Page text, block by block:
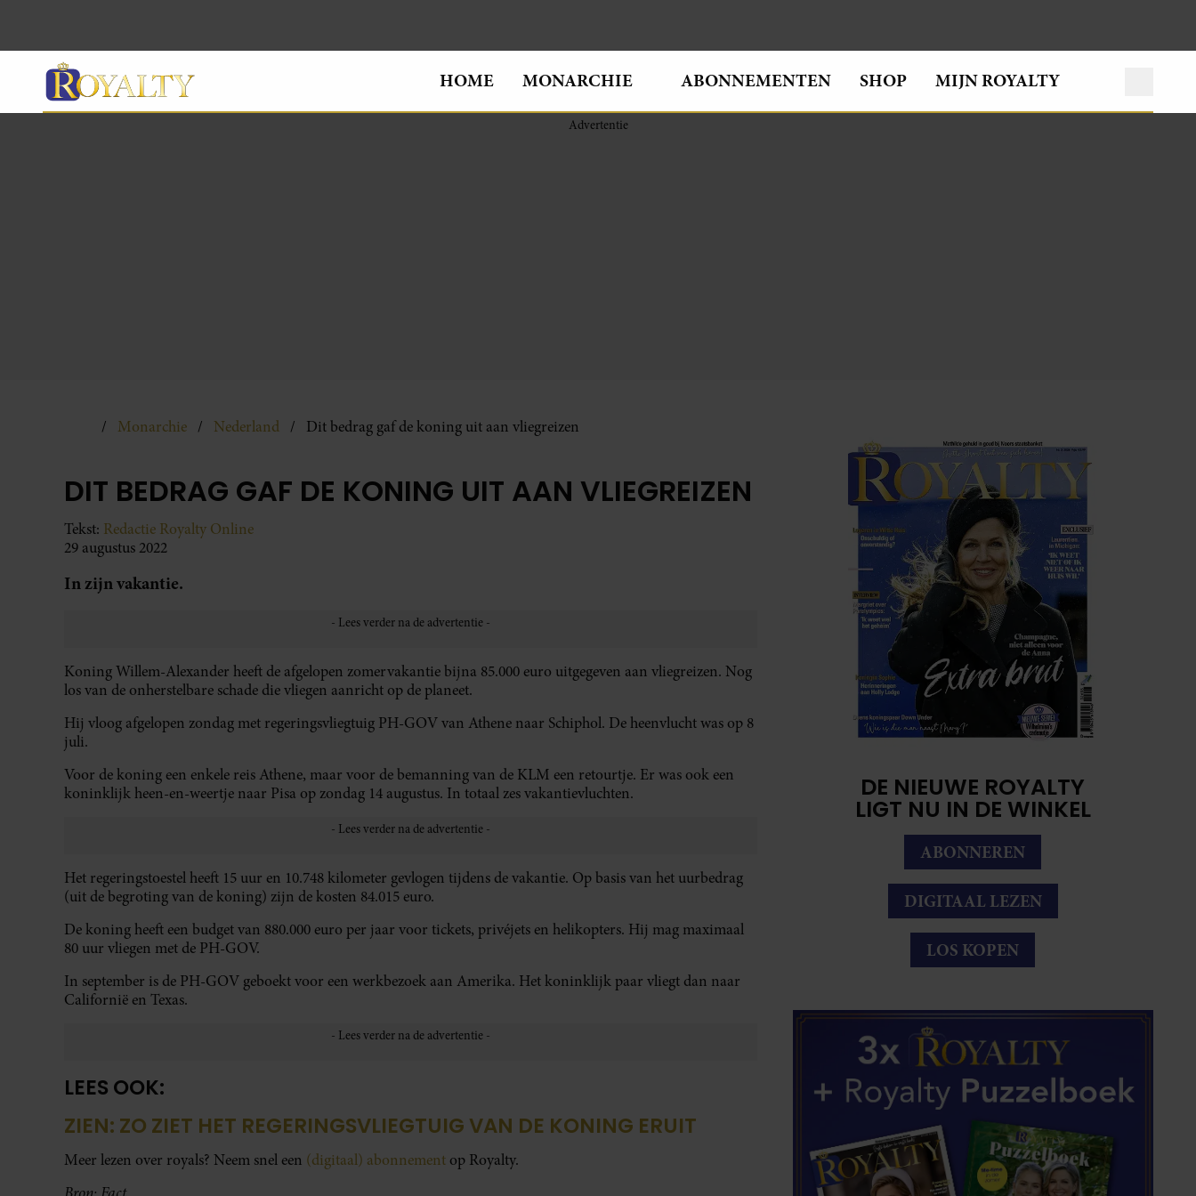
HOME MONARCHIE ABONNEMENTEN SHOP MIJN ROYALTY
Monarchie Nederland Dit bedrag gaf de koning uit aan vliegreizen
DIT BEDRAG GAF DE KONING UIT AAN VLIEGREIZEN
Tekst: Redactie Royalty Online
29 augustus 2022
In zijn vakantie.
Koning Willem-Alexander heeft de afgelopen zomervakantie bijna 85.000 euro uitgegeven aan vliegreizen. Nog
los van de onherstelbare schade die vliegen aanricht op de planeet.
Hij vloog afgelopen zondag met regeringsvliegtuig PH-GOV van Athene naar Schiphol. De heenvlucht was op 8
juli.
Voor de koning een enkele reis Athene, maar voor de bemanning van de KLM een retourtje. Er was ook een
koninklijk heen-en-weertje naar Pisa op zondag 14 augustus. In totaal zes vakantievluchten.
Het regeringstoestel heeft 15 uur en 10.748 kilometer gevlogen tijdens de vakantie. Op basis van het uurbedrag
(uit de begroting van de koning) zijn de kosten 84.015 euro.
De koning heeft een budget van 880.000 euro per jaar voor tickets, privéjets en helikopters. Hij mag maximaal
80 uur vliegen met de PH-GOV.
In september is de PH-GOV geboekt voor een werkbezoek aan Amerika. Het koninklijk paar vliegt dan naar
Californië en Texas.
LEES OOK:
ZIEN: ZO ZIET HET REGERINGSVLIEGTUIG VAN DE KONING ERUIT
Meer lezen over royals? Neem snel een (digitaal) abonnement op Royalty.
DE NIEUWE ROYALTY
LIGT NU IN DE WINKEL
ABONNEREN
DIGITAAL LEZEN
LOS KOPEN